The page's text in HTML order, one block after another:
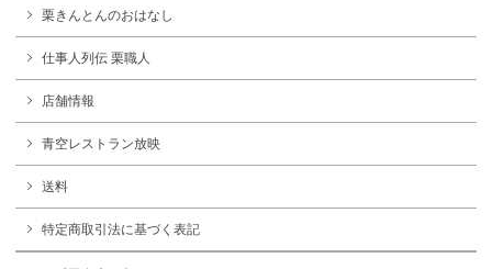
栗きんとんのおはなし
仕事人列伝 栗職人
店舗情報
青空レストラン放映
送料
特定商取引法に基づく表記